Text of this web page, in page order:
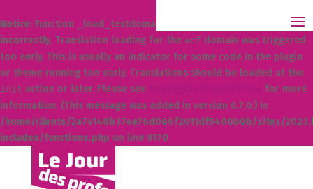
Notice: Function _load_textdomain_just_in_time was called
incorrectly. Translation loading for the acf domain was triggered
too early. This is usually an indicator for some code in the plugin
or theme running too early. Translations should be loaded at the
init action or later. Please see
for more
information. (This message was added in version 6.7.0.) in
/home/clients/2a74148b374e76d066f2011df5400b0b/sites/
includes/functions.php on line 6170